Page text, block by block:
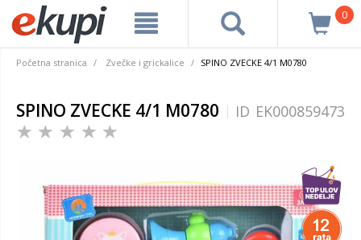
0
Početna stranica Zvečke i grickalice SPINO ZVECKE 4/1 M0780
SPINO ZVECKE 4/1 M0780 ID EK000859473